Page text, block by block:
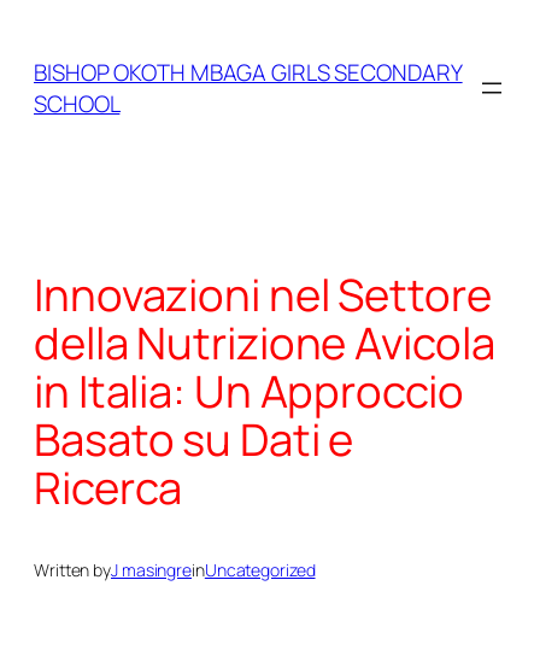
content
BISHOP OKOTH MBAGA GIRLS SECONDARY
SCHOOL
Innovazioni nel Settore
della Nutrizione Avicola
in Italia: Un Approccio
Basato su Dati e
Ricerca
Written byJ masingreinUncategorized